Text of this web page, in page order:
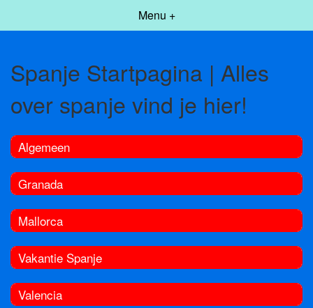
Menu +
Spanje Startpagina | Alles
over spanje vind je hier!
Algemeen
Granada
Mallorca
Vakantie Spanje
Valencia